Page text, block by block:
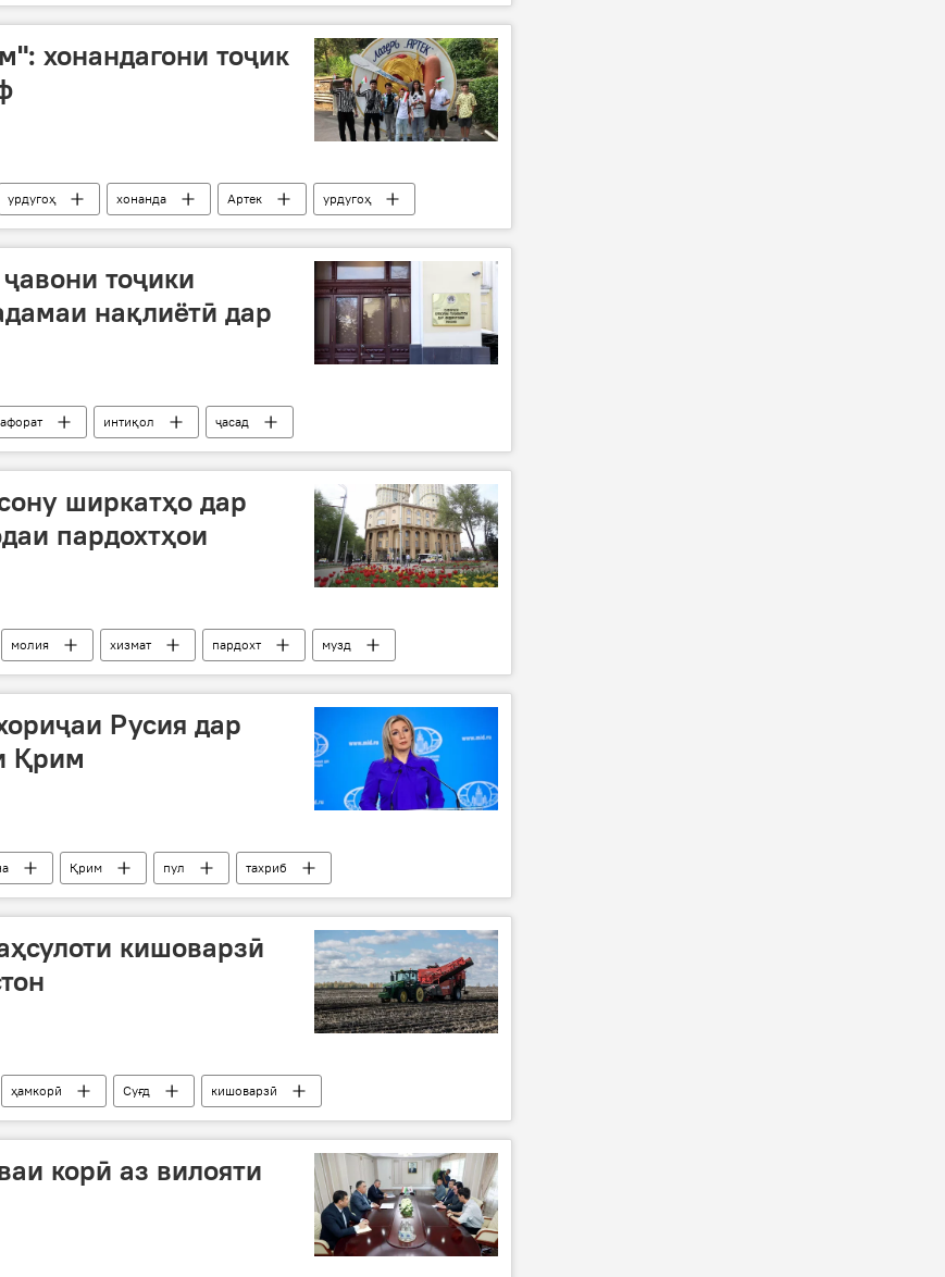
хонандагони тоҷик
урдугоҳ хонанда Артек
урдугоҳ
тоҷики
нақлиётӣ дар
интиқол
ҷасад
ширкатҳо дар
пардохтҳои
молия хизмат пардохт музд
Русия дар
Қрим
Қрим пул
тахриб
Киев
кишоварзӣ
ҳамкорӣ Суғд кишоварзӣ
корӣ аз вилояти